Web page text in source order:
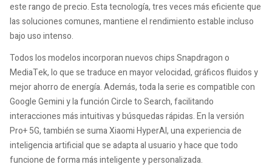
este rango de precio. Esta tecnología, tres veces más eficiente que
las soluciones comunes, mantiene el rendimiento estable incluso
bajo uso intenso.
Todos los modelos incorporan nuevos chips Snapdragon o
MediaTek, lo que se traduce en mayor velocidad, gráficos fluidos y
mejor ahorro de energía. Además, toda la serie es compatible con
Google Gemini y la función Circle to Search, facilitando
interacciones más intuitivas y búsquedas rápidas. En la versión
Pro+ 5G, también se suma Xiaomi HyperAI, una experiencia de
inteligencia artificial que se adapta al usuario y hace que todo
funcione de forma más inteligente y personalizada.